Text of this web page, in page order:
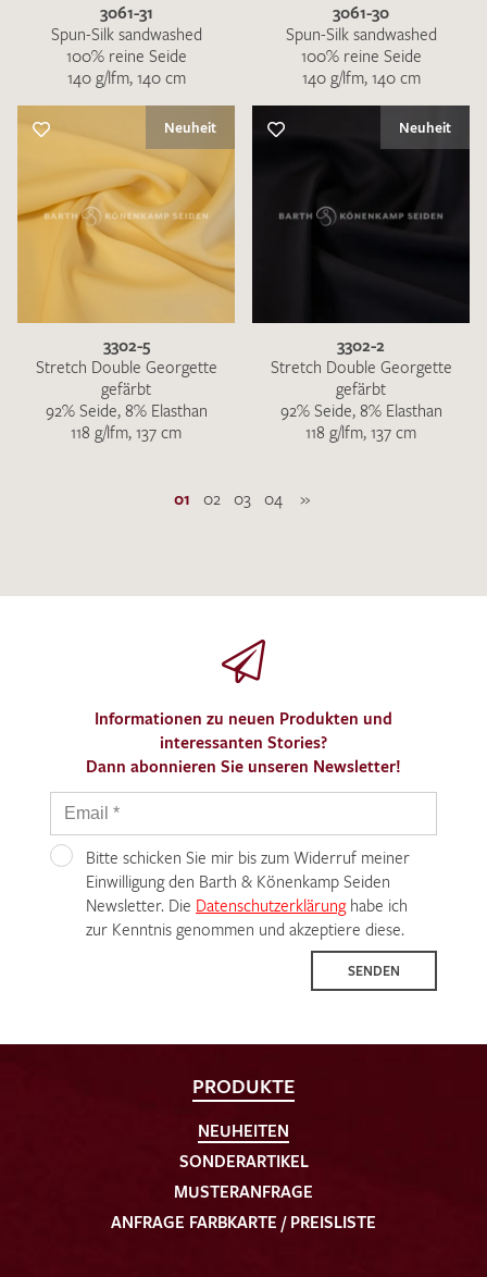
3061-31
Spun-Silk sandwashed
100% reine Seide
140 g/lfm, 140 cm
3061-30
Spun-Silk sandwashed
100% reine Seide
140 g/lfm, 140 cm
Neuheit
3302-5
Stretch Double Georgette
gefärbt
92% Seide, 8% Elasthan
118 g/lfm, 137 cm
Neuheit
3302-2
Stretch Double Georgette
gefärbt
92% Seide, 8% Elasthan
118 g/lfm, 137 cm
01 02 03 04 »
Informationen zu neuen Produkten und
interessanten Stories?
Dann abonnieren Sie unseren Newsletter!
Bitte schicken Sie mir bis zum Widerruf meiner
Einwilligung den Barth & Könenkamp Seiden
Newsletter. Die Datenschutzerklärunghabe ich
zur Kenntnis genommen und akzeptiere diese.
SENDEN
PRODUKTE
NEUHEITEN
SONDERARTIKEL
MUSTERANFRAGE
ANFRAGE FARBKARTE / PREISLISTE